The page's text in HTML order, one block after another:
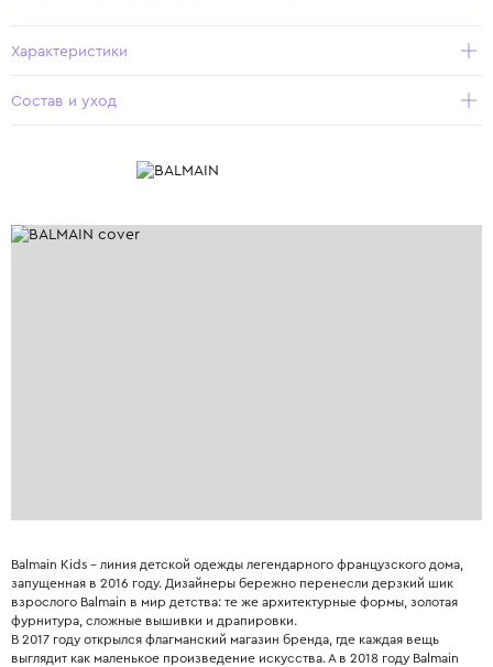
Характеристики
Состав и уход
Balmain Kids – линия детской одежды легендарного французского дома,
запущенная в 2016 году. Дизайнеры бережно перенесли дерзкий шик
взрослого Balmain в мир детства: те же архитектурные формы, золотая
фурнитура, сложные вышивки и драпировки.
В 2017 году открылся флагманский магазин бренда, где каждая вещь
выглядит как маленькое произведение искусства. А в 2018 году Balmain